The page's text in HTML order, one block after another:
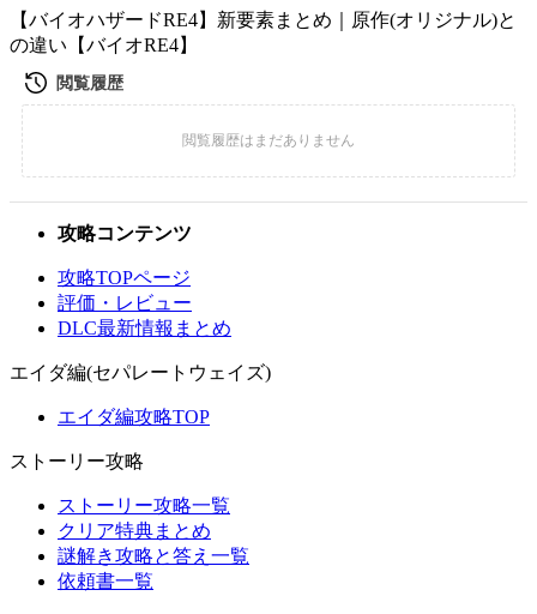
【バイオハザードRE4】新要素まとめ｜原作(オリジナル)と
の違い【バイオRE4】
攻略コンテンツ
攻略TOPページ
評価・レビュー
DLC最新情報まとめ
エイダ編(セパレートウェイズ)
エイダ編攻略TOP
ストーリー攻略
ストーリー攻略一覧
クリア特典まとめ
謎解き攻略と答え一覧
依頼書一覧